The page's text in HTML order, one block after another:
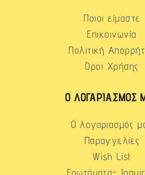
Ποιοι είμαστε
Επικοινωνία
Πολιτική
Όροι Χρήσης
Ο ΛΟΓΑΡΙΑΣΜΌΣ
Ο λογαριασμός
Παραγγελίες
Wish List